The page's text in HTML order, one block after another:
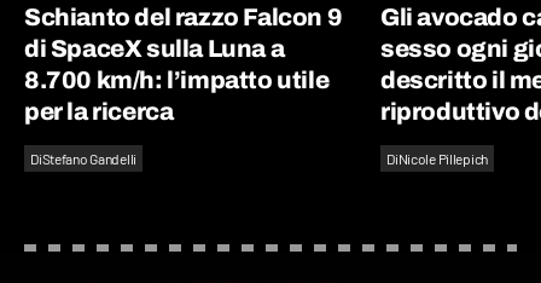
Schianto del razzo Falcon 9
di SpaceX sulla Luna a
8.700 km/h: l’impatto utile
per la ricerca
DiStefano Gandelli
Gli avocado
sesso ogni
descritto il
riproduttivo
DiNicole Pillepich